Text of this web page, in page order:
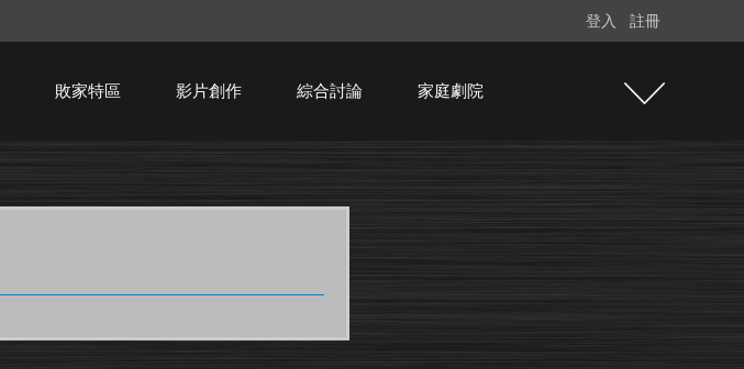
登入 註冊
敗家特區 影片創作 綜合討論 家庭劇院